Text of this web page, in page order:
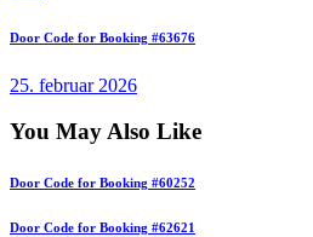
Door Code for Booking #63676
25. februar 2026
You May Also Like
Door Code for Booking #60252
Door Code for Booking #62621